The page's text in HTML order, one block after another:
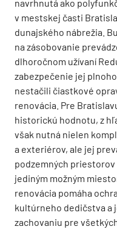
navrhnutá ako
v mestskej časti
dunajského nábrežia.
na zásobovanie
dlhoročnom užívaní
zabezpečenie jej
nestačili čiastkové
renovácia. Pre
historickú hodnotu, z
však nutná nielen
a exteriérov, ale jej
podzemných
jediným možným
renovácia pomáha
kultúrneho dedičstva a
zachovaniu pre